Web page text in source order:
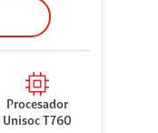
Procesador
Unisoc T760